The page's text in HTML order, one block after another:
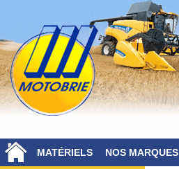
MATÉRIELS NOS MARQUES